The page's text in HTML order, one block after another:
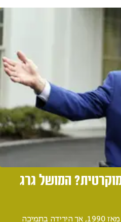
המושל גרג
טקסס לא בחרה מושל דמוקרטי מאז 1990, אך הירידה בתמיכה